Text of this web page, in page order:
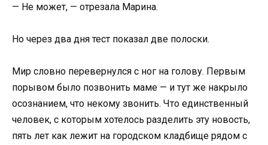
— Не может, — отрезала Марина.
Но через два дня тест показал две полоски.
Мир словно перевернулся с ног на голову. Первым
порывом было позвонить маме — и тут же накрыло
осознанием, что некому звонить. Что единственный
человек, с которым хотелось разделить эту новость,
пять лет как лежит на городском кладбище рядом с